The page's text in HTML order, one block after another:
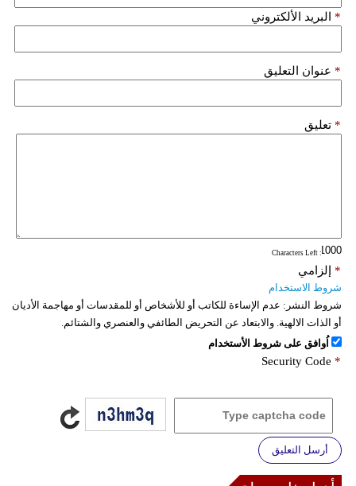
البريد الألكتروني *
عنوان التعليق *
تعليق *
: Characters Left
إلزامي *
شروط الاستخدام
شروط النشر: عدم الإساءة للكاتب أو للأشخاص أو للمقدسات أو مهاجمة الأديان
أو الذات الالهية. والابتعاد عن التحريض الطائفي والعنصري والشتائم.
اُوافق على شروط الأستخدام
Security Code *
أرسل التعليق